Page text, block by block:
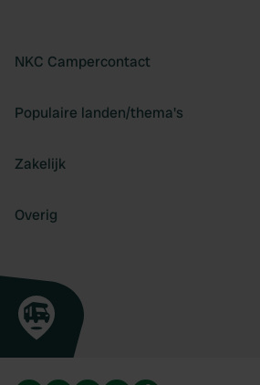
NKC Campercontact
Populaire landen/thema's
Zakelijk
Overig